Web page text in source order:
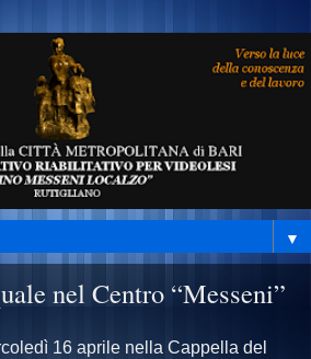
▼
nel Centro “Messeni”
16 aprile nella Cappella del